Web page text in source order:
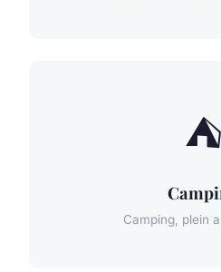
⛺
Camping, plein